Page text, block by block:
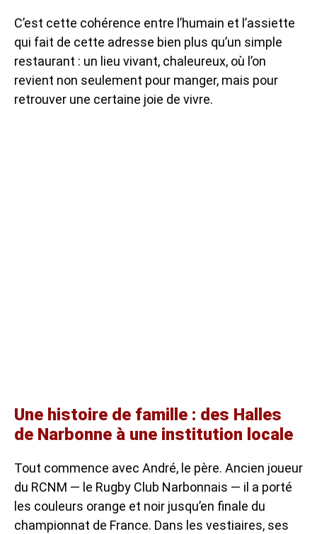
C’est cette cohérence entre l’humain et l’assiette
qui fait de cette adresse bien plus qu’un simple
restaurant : un lieu vivant, chaleureux, où l’on
revient non seulement pour manger, mais pour
retrouver une certaine joie de vivre.
Une histoire de famille : des Halles
de Narbonne à une institution locale
Tout commence avec André, le père. Ancien joueur
du RCNM — le Rugby Club Narbonnais — il a porté
les couleurs orange et noir jusqu’en finale du
championnat de France. Dans les vestiaires, ses